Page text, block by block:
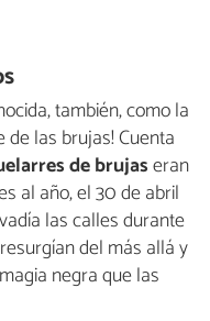
también, como la
de las brujas! Cuenta
de brujaseran
al año, el 30 de abril
las calles durante
del más allá y
negra que las